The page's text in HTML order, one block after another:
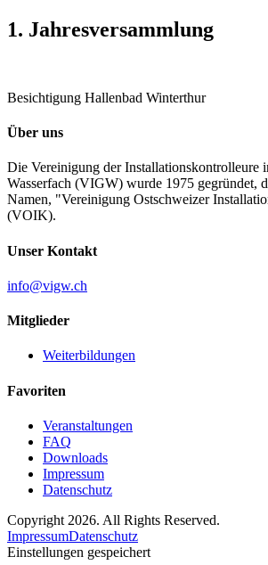
1. Jahresversammlung
Besichtigung Hallenbad Winterthur
Über uns
Die Vereinigung der Installationskontrolleure
Wasserfach (VIGW) wurde 1975 gegründet,
Namen, "Vereinigung Ostschweizer
(VOIK).
Unser Kontakt
info@vigw.ch
Mitglieder
Weiterbildungen
Favoriten
Veranstaltungen
FAQ
Downloads
Impressum
Datenschutz
Copyright 2026. All Rights Reserved.
ImpressumDatenschutz
Einstellungen gespeichert